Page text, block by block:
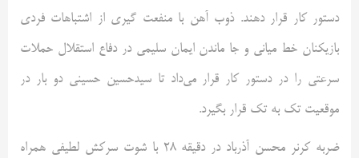
دستور کار قرار دهند. ذوب آهن با منفعت گیری از اشتباهات فردی
بازیکنان خط میانی و جا ماندن ایمان سلیمی در دفاع استقلال حملات
سرعتی را در دستور کار قرار می‌داد تا سیدحسین حسینی دو بار در
موقعیت تک به تک قرار بگیرد.
ضربه کرنر محسن آذرباد در دقیقه ۲۸ با شوت سرکش لطیفی همراه